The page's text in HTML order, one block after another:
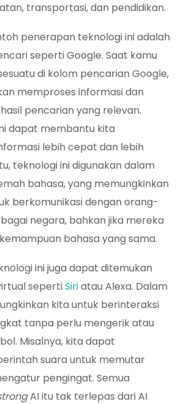
transportasi, dan pendidikan.
penerapan teknologi ini adalah
seperti Google. Saat kamu
di kolom pencarian Google,
memproses informasi dan
pencarian yang relevan.
dapat membantu kita
lebih cepat dan lebih
teknologi ini digunakan dalam
bahasa, yang memungkinkan
berkomunikasi dengan orang-
negara, bahkan jika mereka
bahasa yang sama.
ini juga dapat ditemukan
sepertiSiriatau Alexa. Dalam
kita untuk berinteraksi
tanpa perlu mengerik atau
Misalnya, kita dapat
suara untuk memutar
pengingat. Semua
AI itu tak terlepas dari AI